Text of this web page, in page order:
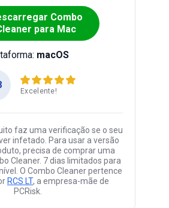
Combo
para Mac
macOS
Excelente!
faz uma verificação se o seu
infetado. Para usar a versão
precisa de comprar uma
Cleaner. 7 dias limitados para
O Combo Cleaner pertence
RCS LT, a empresa-mãe de
PCRisk.